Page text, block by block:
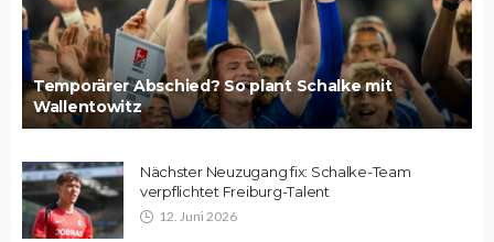
Temporärer Abschied? So plant Schalke mit
Wallentowitz
Nächster Neuzugang fix: Schalke-Team
verpflichtet Freiburg-Talent
12. Juni 2026